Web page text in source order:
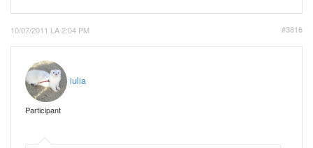
10/07/2011 LA 2:04 PM #3816
iulia
Participant